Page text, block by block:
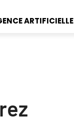
ARTIFICIELLE